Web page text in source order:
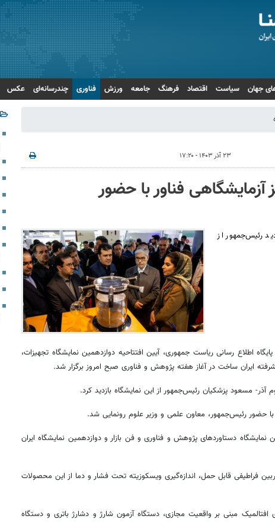
جهان سیاست اقتصاد فرهنگ جامعه ورزش فناوری چندرسانه‌ای عکس
۲۳ آذر ۱۴۰۳ - ۱۷:۲۰
از ۵ تجهیز آزمایشگاهی فناور با حضور
رئیس‌جمهور از
اطلاع رسانی ریاست جمهوری، آیین افتتاحیه دوازدهمین نمایشگاه تجهیزات،
ایران ساخت در آغاز هفته پژوهش و فناوری صبح امروز برگزار شد.
مسعود پزشکیان رئیس‌جمهور از این نمایشگاه بازدید کرد.
دستاوردهای پژوهش و فناوری و فن بازار و دوازدهمین نمایشگاه ایران
فراطیفی قابل حمل، اندازه‌گیری ویسکوزیته تحت فشار و دما از این محصولات
افتالمیک مبنی بر واقعیت مجازی، دستگاه آزمون شارژ و دشارژباتری و دستگاه